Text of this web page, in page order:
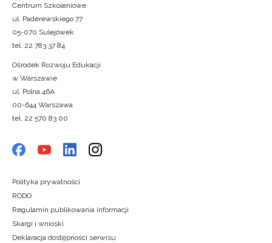
Centrum Szkoleniowe
ul. Paderewskiego 77
05-070 Sulejówek
tel. 22 783 37 84
Ośrodek Rozwoju Edukacji
w Warszawie
ul. Polna 46A
00-644 Warszawa
tel. 22 570 83 00
Polityka prywatności
RODO
Regulamin publikowania informacji
Skargi i wnioski
Deklaracja dostępności serwisu